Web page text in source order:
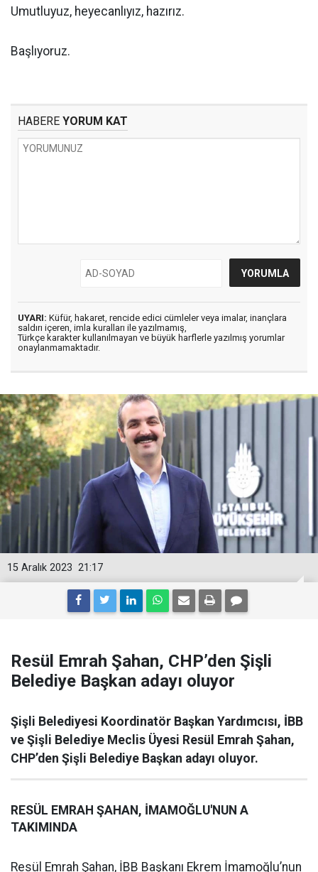
Umutluyuz, heyecanlıyız, hazırız.
Başlıyoruz.
HABERE YORUM KAT
UYARI: Küfür, hakaret, rencide edici cümleler veya imalar, inançlara
saldırı içeren, imla kuralları ile yazılmamış,
Türkçe karakter kullanılmayan ve büyük harflerle yazılmış yorumlar
onaylanmamaktadır.
21:17
15 Aralık 2023
Resül Emrah Şahan, CHP’den Şişli
Belediye Başkan adayı oluyor
Şişli Belediyesi Koordinatör Başkan Yardımcısı, İBB
ve Şişli Belediye Meclis Üyesi Resül Emrah Şahan,
CHP’den Şişli Belediye Başkan adayı oluyor.
RESÜL EMRAH ŞAHAN, İMAMOĞLU'NUN A
TAKIMINDA
Resül Emrah Şahan, İBB Başkanı Ekrem İmamoğlu’nun